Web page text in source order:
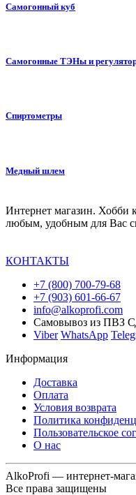
Самогонный куб
Самогонные ТЭНы и
Спиртометры
Медный шлем
Интернет магазин. Хобби
любым, удобным для Вас
КОНТАКТЫ
+7 (800) 700-79-68
+7 (903) 601-66-67
info@alkoprofi.com
Самовывоз из ПВЗ
Viber WhatsApp
Информация
Доставка
Оплата
Условия возврата
Политика
Пользовательское
О нас
AlkoProfi — интернет-
Все права защищены